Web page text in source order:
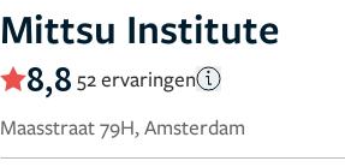
Mittsu Institute
8,8 52 ervaringen
Maasstraat 79H, Amsterdam